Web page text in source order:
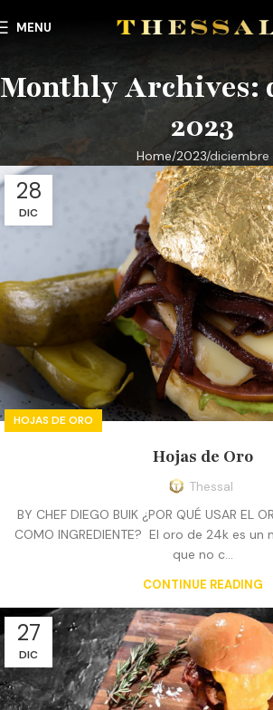
MENU
Monthly Archives:
2023
Home 2023 diciembre
28
DIC
HOJAS DE ORO
Hojas de Oro
Thessal
BY CHEF DIEGO BUIK ¿POR QUÉ USAR EL
COMO INGREDIENTE? El oro de 24k es
que no c...
CONTINUE READING
27
DIC